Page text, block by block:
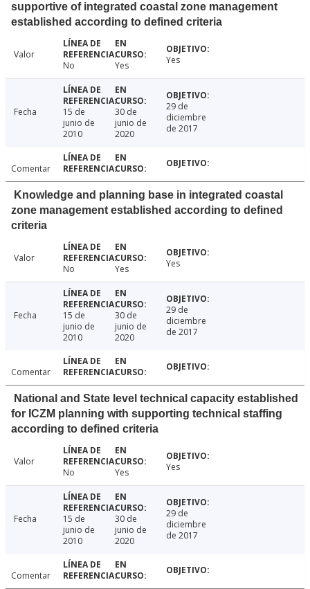
supportive of integrated coastal zone management
established according to defined criteria
Valor
No
Yes Yes
Fecha
15 de
junio de
2010
30 de
junio de
2020
29 de
diciembre
de 2017
Comentar
Knowledge and planning base in integrated coastal
zone management established according to defined
criteria
Valor
No
Yes Yes
Fecha
15 de
junio de
2010
30 de
junio de
2020
29 de
diciembre
de 2017
Comentar
National and State level technical capacity established
for ICZM planning with supporting technical staffing
according to defined criteria
Valor
No
Yes Yes
Fecha
15 de
junio de
2010
30 de
junio de
2020
29 de
diciembre
de 2017
Comentar